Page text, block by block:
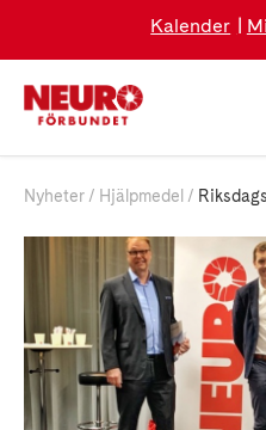
Kalender
Nyheter Hjälpmedel